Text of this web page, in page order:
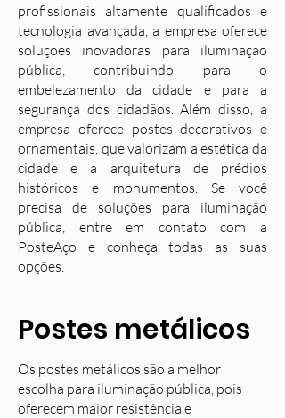
profissionais altamente qualificados e
tecnologia avançada, a empresa oferece
soluções inovadoras para iluminação
pública, contribuindo para o
embelezamento da cidade e para a
segurança dos cidadãos. Além disso, a
empresa oferece postes decorativos e
ornamentais, que valorizam a estética da
cidade e a arquitetura de prédios
históricos e monumentos. Se você
precisa de soluções para iluminação
pública, entre em contato com a
PosteAço e conheça todas as suas
opções.
Postes metálicos
Os postes metálicos são a melhor
escolha para iluminação pública, pois
oferecem maior resistência e